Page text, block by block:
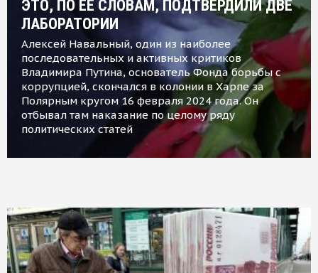
ЭТО, ПО ЕЕ СЛОВАМ, ПОДТВЕРДИЛИ ДВЕ
ЛАБОРАТОРИИ
Алексей Навальный, один из наиболее
последовательных и активных критиков
Владимира Путина, основатель Фонда борьбы с
коррупцией, скончался в колонии в Харпе за
Полярным кругом 16 февраля 2024 года. Он
отбывал там наказание по целому ряду
политических статей